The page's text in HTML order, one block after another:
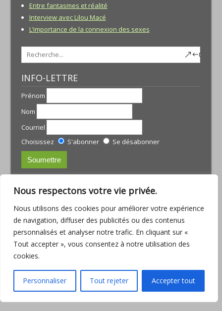
Nous respectons votre vie privée.
Nous utilisons des cookies pour améliorer votre expérience
de navigation, diffuser des publicités ou des contenus
personnalisés et analyser notre trafic. En cliquant sur «
Tout accepter », vous consentez à notre utilisation des
cookies.
Personnaliser Tout rejeter Accepter tout
Entre fantasmes et réalité
Interview avec Lilou Macé
L’importance de la connexion des sexes
INFO-LETTRE
Prénom
Nom
Courriel
Choisissez
S'abonner Se désabonner
courriel :julie@armoniamassotherapie.com
www.armoniamassotherapie.com
Téléphone : (418) 803-9918
JEAN-PHILIPPE RUETTE
Téléphone : (418) 563-6286
Politique de confidentialité